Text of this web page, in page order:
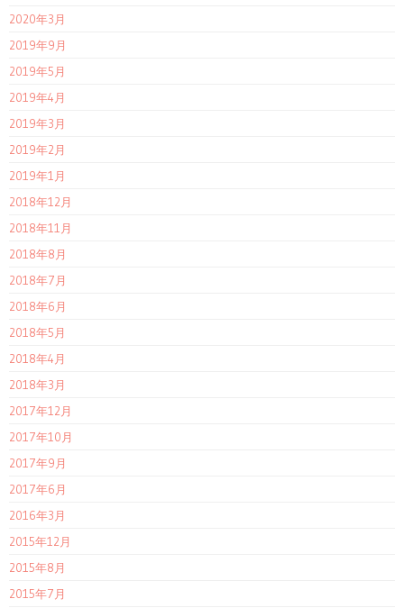
2020年3月
2019年9月
2019年5月
2019年4月
2019年3月
2019年2月
2019年1月
2018年12月
2018年11月
2018年8月
2018年7月
2018年6月
2018年5月
2018年4月
2018年3月
2017年12月
2017年10月
2017年9月
2017年6月
2016年3月
2015年12月
2015年8月
2015年7月